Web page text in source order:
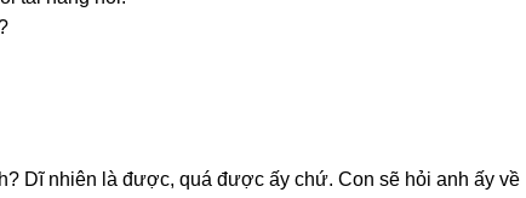
Dĩ nhiên là được, quá được ấy chứ. Con ѕẽ hỏi anh ấy về